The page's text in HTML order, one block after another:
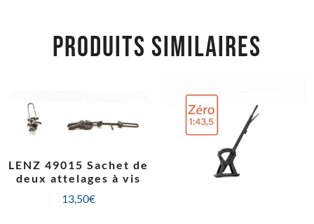
PRODUITS SIMILAIRES
LENZ 49015 Sachet de
deux attelages à vis
13,50€